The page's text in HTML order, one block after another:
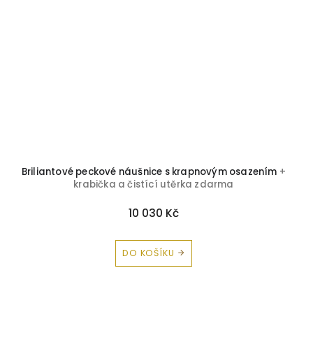
Briliantové peckové náušnice s krapnovým osazením +
krabička a čistící utěrka zdarma
10 030 Kč
DO KOŠÍKU